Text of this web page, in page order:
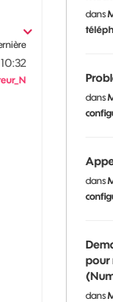
10:32
dans
dans
dans
pour
dans